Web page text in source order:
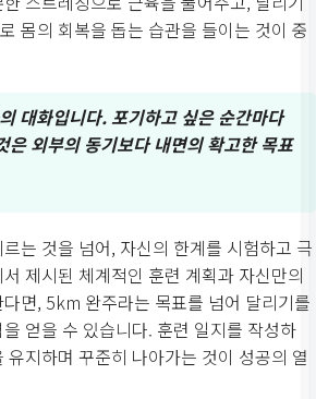
몸의 회복을 돕는 습관을 들이는 것이 중
대화입니다. 포기하고 싶은 순간마다
은 외부의 동기보다 내면의 확고한 목표
는 것을 넘어, 자신의 한계를 시험하고 극
제시된 체계적인 훈련 계획과 자신만의
면, 5km 완주라는 목표를 넘어 달리기를
얻을 수 있습니다. 훈련 일지를 작성하
지하며 꾸준히 나아가는 것이 성공의 열